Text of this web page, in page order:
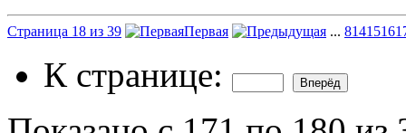
Страница 18 из 39 Первая ... 8141516
К странице: